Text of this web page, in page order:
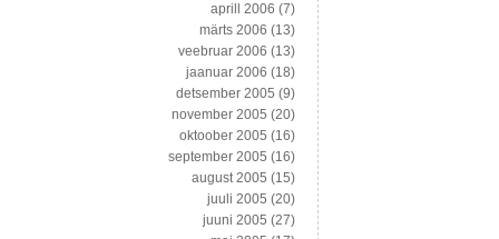
aprill 2006 (7)
märts 2006 (13)
veebruar 2006 (13)
jaanuar 2006 (18)
detsember 2005 (9)
november 2005 (20)
oktoober 2005 (16)
september 2005 (16)
august 2005 (15)
juuli 2005 (20)
juuni 2005 (27)